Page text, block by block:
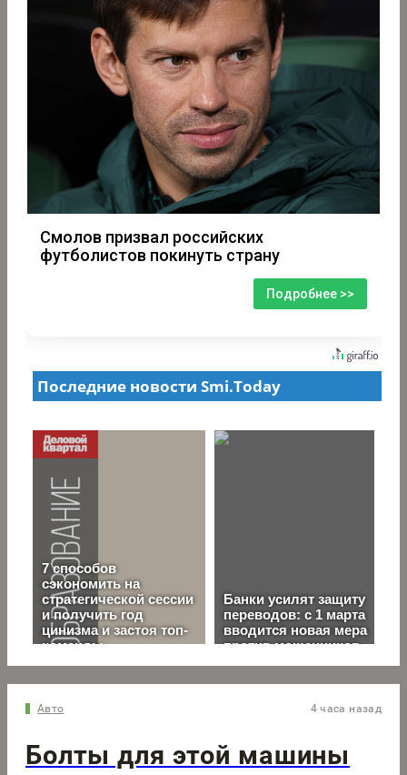
Смолов призвал российских
футболистов покинуть страну
Подробнее >>
Авто 4 часа назад
Болты для этой машины